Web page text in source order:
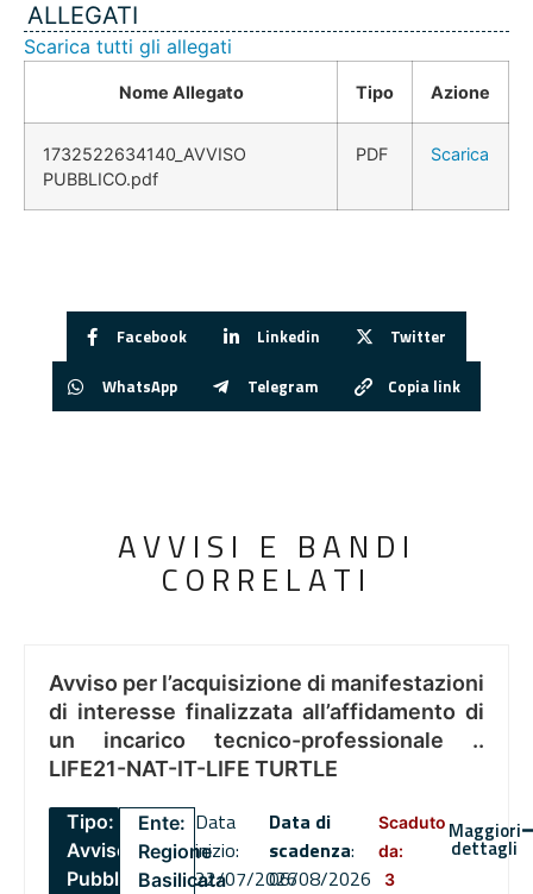
ALLEGATI
Scarica tutti gli allegati
Nome Allegato Tipo Azione
1732522634140_AVVISO
PUBBLICO.pdf
PDF Scarica
Facebook Linkedin Twitter
WhatsApp Telegram Copia link
AVVISI E BANDI
CORRELATI
Avviso per l’acquisizione di manifestazioni
di interesse finalizzata all’affidamento di
un incarico tecnico-professionale ..
LIFE21-NAT-IT-LIFE TURTLE
Tipo:
Avviso
Pubblico
Ente:
Regione
Basilicata
Data
inizio:
22/07/2026
Data di
scadenza:
06/08/2026
Scaduto
da:
3
Maggiori
dettagli